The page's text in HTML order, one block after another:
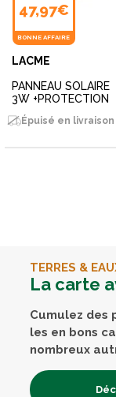
47,97€
BONNE AFFAIRE
LACME
PANNEAU SOLAIRE
3W +PROTECTION
Épuisé en livraison
TERRES &
La carte
Cumulez des
les en bons
nombreux